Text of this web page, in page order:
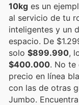
10kg es un
al servicio de tu
inteligentes y un
espacio. De
solo $899.990,
$400.000. No te
precio en línea
con las de otras
Jumbo.